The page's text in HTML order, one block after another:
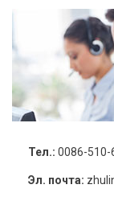
Тел.: 0086-510-
Эл. почта: